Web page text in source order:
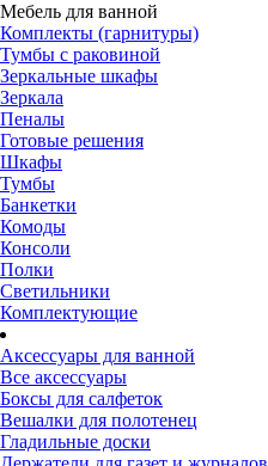
Мебель для ванной
Комплекты (гарнитуры)
Тумбы с раковиной
Зеркальные шкафы
Зеркала
Пеналы
Готовые решения
Шкафы
Тумбы
Банкетки
Комоды
Консоли
Полки
Светильники
Комплектующие
Аксессуары для ванной
Все аксессуары
Боксы для салфеток
Вешалки для полотенец
Гладильные доски